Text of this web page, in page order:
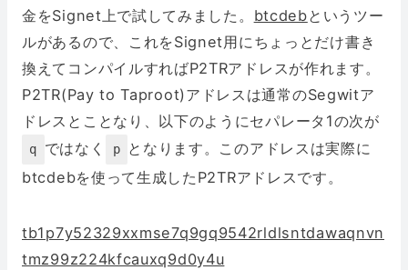
金をSignet上で試してみました。 btcdebというツー
ルがあるので、これをSignet用にちょっとだけ書き
換えてコンパイルすればP2TRアドレスが作れます。
P2TR(Pay to Taproot)アドレスは通常のSegwitア
ドレスとことなり、以下のようにセパレータ1の次が
q ではなく p
となります。このアドレスは実際に
btcdebを使って生成したP2TRアドレスです。
tb1p7y52329xxmse7q9gq9542rldlsntdawaqnvn
tmz99z224kfcauxq9d0y4u